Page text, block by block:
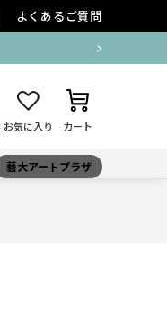
よくあるご質問
お気に入り カート
藝大アートプラザ